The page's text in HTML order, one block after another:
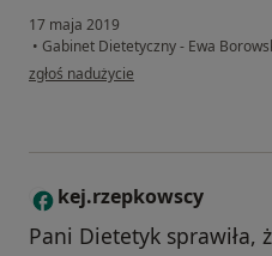
17 maja 2019
• Gabinet Dietetyczny - Ewa
w opinii użytkownika Żaneta G.
zgłoś nadużycie
K kej.rzepkowscy
Pani Dietetyk sprawiła,